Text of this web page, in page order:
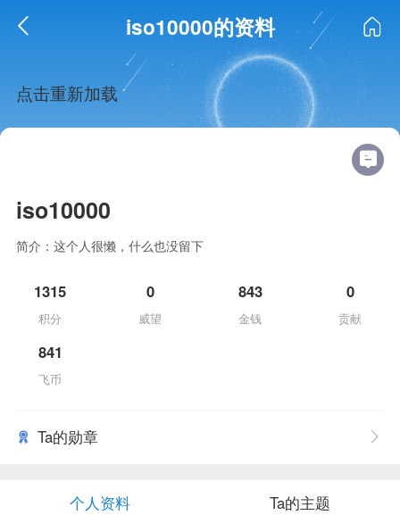
iso10000的资料
点击重新加载
iso10000
简介：这个人很懒，什么也没留下
1315
积分
0
威望
843
金钱
0
贡献
841
飞币
Ta的勋章
个人资料 Ta的主题